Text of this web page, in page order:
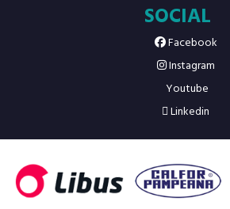
SOCIAL
Facebook
Instagram
Youtube
Linkedin